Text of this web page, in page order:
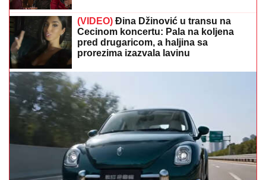
(VIDEO) Đina Džinović u transu na
Cecinom koncertu: Pala na koljena
pred drugaricom, a haljina sa
prorezima izazvala lavinu